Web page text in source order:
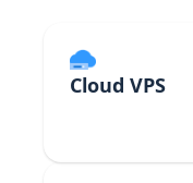
Cloud VPS